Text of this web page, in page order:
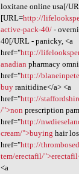
loxitane online usa[/
[URL=http://
active-pack-40/-
40[/URL - panicky, <a
href="http://
anadian pharmacy
href="http://
buyranitidine</a> <a
href="http://
/">non prescription
href="http://
cream/">buying hair
href="http://
tem/erectafil/
<a